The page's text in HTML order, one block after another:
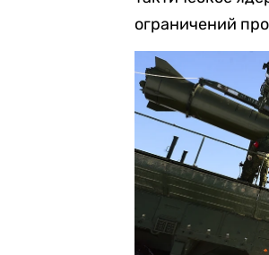
ограничений